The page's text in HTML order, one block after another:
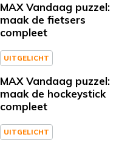
MAX Vandaag puzzel:
maak de fietsers
compleet
UITGELICHT
MAX Vandaag puzzel:
maak de hockeystick
compleet
UITGELICHT